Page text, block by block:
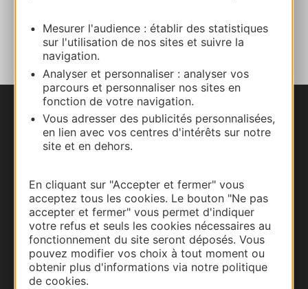
Mesurer l'audience : établir des statistiques
sur l'utilisation de nos sites et suivre la
navigation.
Analyser et personnaliser : analyser vos
parcours et personnaliser nos sites en
fonction de votre navigation.
Vous adresser des publicités personnalisées,
en lien avec vos centres d'intérêts sur notre
site et en dehors.
En cliquant sur "Accepter et fermer" vous
acceptez tous les cookies. Le bouton "Ne pas
accepter et fermer" vous permet d'indiquer
votre refus et seuls les cookies nécessaires au
fonctionnement du site seront déposés. Vous
pouvez modifier vos choix à tout moment ou
obtenir plus d'informations via notre politique
de cookies.
AJOUTER
AU CARNET
Nous contacter
Carte interactive
Documentation